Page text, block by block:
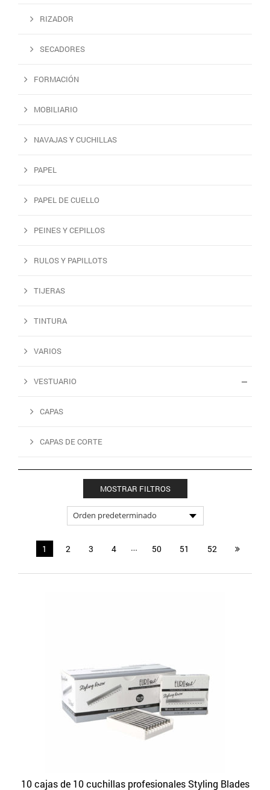
MOSTRAR FILTROS
1 2 3 4 … 50 51 52
10 cajas de 10 cuchillas profesionales Styling Blades
RIZADOR
SECADORES
FORMACIÓN
MOBILIARIO
NAVAJAS Y CUCHILLAS
PAPEL
PAPEL DE CUELLO
PEINES Y CEPILLOS
RULOS Y PAPILLOTS
TIJERAS
TINTURA
VARIOS
VESTUARIO
CAPAS
CAPAS DE CORTE